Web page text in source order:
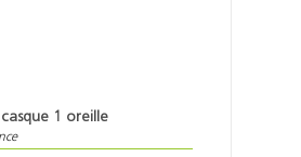
1 oreille